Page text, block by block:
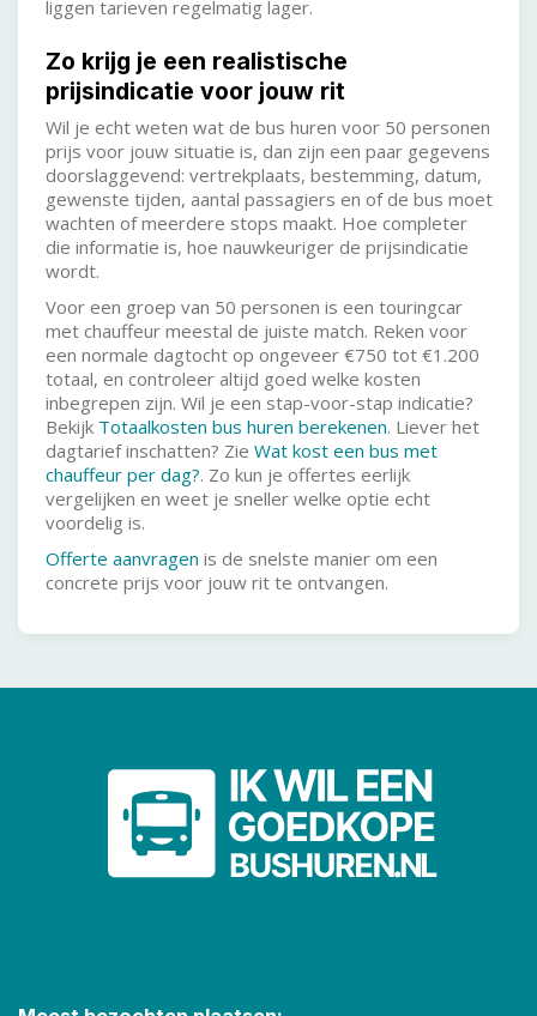
liggen tarieven regelmatig lager.
Zo krijg je een realistische
prijsindicatie voor jouw rit
Wil je echt weten wat de bus huren voor 50 personen
prijs voor jouw situatie is, dan zijn een paar gegevens
doorslaggevend: vertrekplaats, bestemming, datum,
gewenste tijden, aantal passagiers en of de bus moet
wachten of meerdere stops maakt. Hoe completer
die informatie is, hoe nauwkeuriger de prijsindicatie
wordt.
Voor een groep van 50 personen is een touringcar
met chauffeur meestal de juiste match. Reken voor
een normale dagtocht op ongeveer €750 tot €1.200
totaal, en controleer altijd goed welke kosten
inbegrepen zijn. Wil je een stap-voor-stap indicatie?
Bekijk Totaalkosten bus huren berekenen. Liever het
dagtarief inschatten? Zie Wat kost een bus met
chauffeur per dag?. Zo kun je offertes eerlijk
vergelijken en weet je sneller welke optie echt
voordelig is.
Offerte aanvragen is de snelste manier om een
concrete prijs voor jouw rit te ontvangen.